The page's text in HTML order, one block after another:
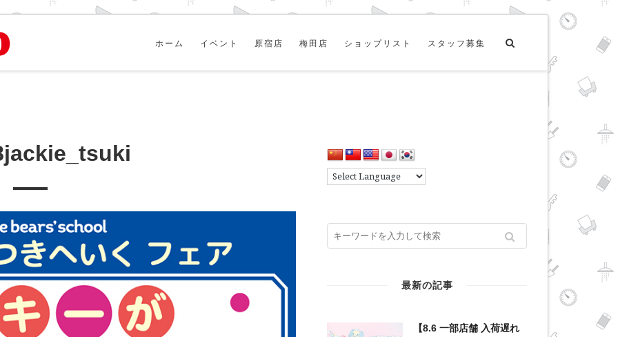
ホーム イベント 原宿店 梅田店 ショップリスト スタッフ募集
最新の記事
【8.6 一部店舗 入荷遅れ